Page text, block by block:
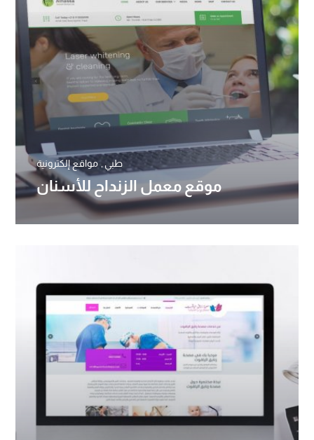
موقع معمل الزنداح للأسنان
طبي مواقع إلكترونية